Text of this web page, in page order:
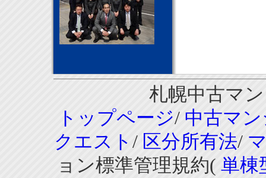
札幌中古マ
トップページ/ 中古マ
クエスト / 区分所有法/
ョン標準管理規約( 単棟